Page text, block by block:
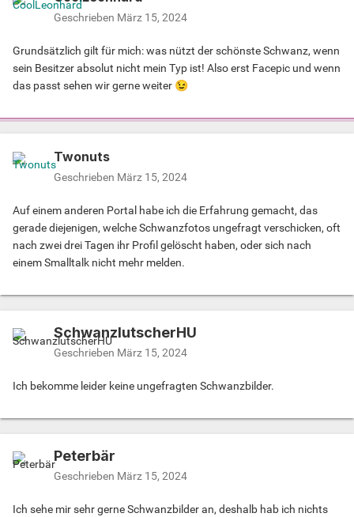
Geschrieben März 15, 2024
Grundsätzlich gilt für mich: was nützt der schönste Schwanz, wenn
sein Besitzer absolut nicht mein Typ ist! Also erst Facepic und wenn
das passt sehen wir gerne weiter 😉
Twonuts
Geschrieben März 15, 2024
Auf einem anderen Portal habe ich die Erfahrung gemacht, das
gerade diejenigen, welche Schwanzfotos ungefragt verschicken, oft
nach zwei drei Tagen ihr Profil gelöscht haben, oder sich nach
einem Smalltalk nicht mehr melden.
SchwanzlutscherHU
Geschrieben März 15, 2024
Ich bekomme leider keine ungefragten Schwanzbilder.
Peterbär
Geschrieben März 15, 2024
Ich sehe mir sehr gerne Schwanzbilder an, deshalb hab ich nichts